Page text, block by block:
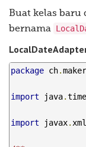
Buat kelas baru
bernama
package ch.
import java.time
import javax.xml